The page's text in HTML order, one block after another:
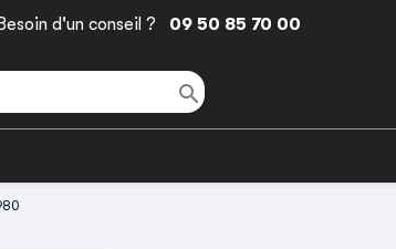
Besoin d'un conseil ? 09 50 85 70 00
